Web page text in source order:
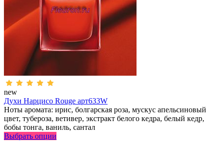
new
Духи Нарцисо Rouge арт633W
Ноты аромата: ирис, болгарская роза, мускус апельсиновый
цвет, тубероза, ветивер, экстракт белого кедра, белый кедр,
бобы тонга, ваниль, сантал
Выбрать опции